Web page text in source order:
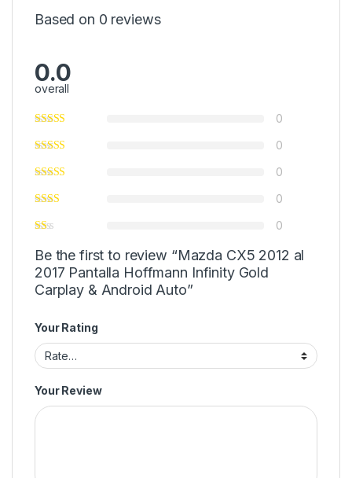
Based on 0 reviews
0.0
overall
0
0
0
0
0
Be the first to review “Mazda CX5 2012 al
2017 Pantalla Hoffmann Infinity Gold
Carplay & Android Auto”
Your Rating
Your Review